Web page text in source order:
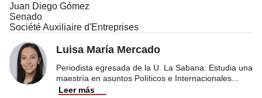
Juan Diego Gómez
Senado
Société Auxiliaire d'Entreprises
Luisa María Mercado
Periodista egresada de la U. La Sabana. Estudia una
maestría en asuntos Políticos e Internacionales
Leer más